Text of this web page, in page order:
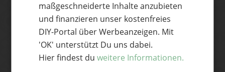
DIY-Ideen und News aus der
Handmade Szene
Dann abonniere unseren Newsletter und
hole dir die coolsten DIY-Ideen und News
maßgeschneiderte Inhalte anzubieten
und finanzieren unser kostenfreies
DIY-Portal über Werbeanzeigen. Mit
'OK' unterstützt Du uns dabei.
Hier findest du weitere Informationen.